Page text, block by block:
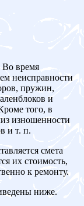
Во время
неисправности
пружин,
и
того, в
изношенности
и т. п.
смета
их стоимость,
к ремонту.
ниже.